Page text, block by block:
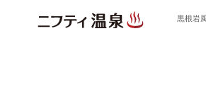
黒根岩